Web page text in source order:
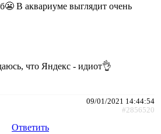
В аквариуме выглядит очень
что Яндекс - идиот👌
09/01/2021 14:44:54
#2856520
Ответить